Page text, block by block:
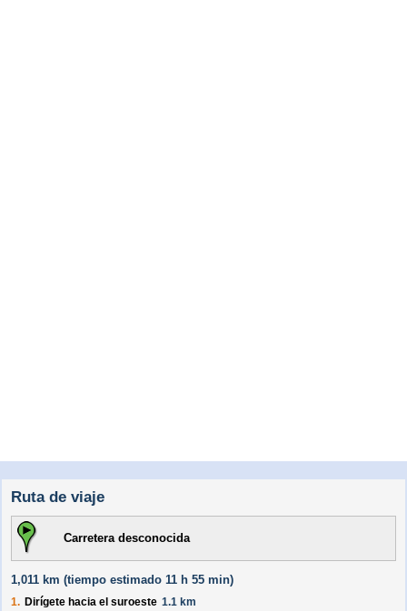
Ruta de viaje
Carretera desconocida
1,011 km (tiempo estimado 11 h 55 min)
1. Dirígete hacia el suroeste 1.1 km